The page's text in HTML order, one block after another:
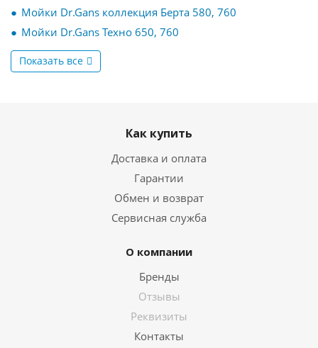
Мойки Dr.Gans коллекция Берта 580, 760
Мойки Dr.Gans Техно 650, 760
Показать все
Как купить
Доставка и оплата
Гарантии
Обмен и возврат
Сервисная служба
О компании
Бренды
Отзывы
Реквизиты
Контакты